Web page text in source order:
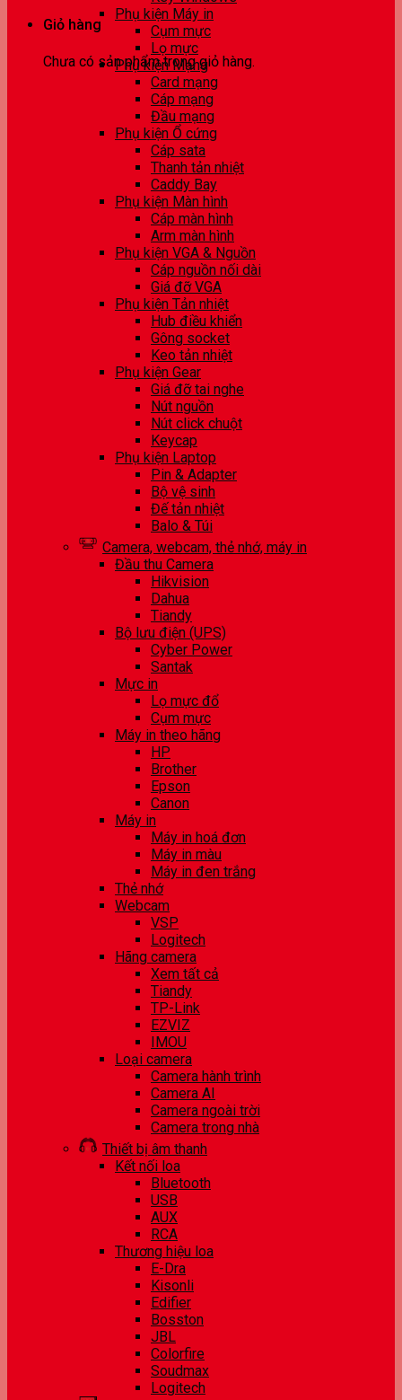
Giỏ hàng
Chưa có sản phẩm trong giỏ hàng.
Phụ kiện Máy in
Cụm mực
Lọ mực
Phụ kiện Mạng
Card mạng
Cáp mạng
Đầu mạng
Phụ kiện Ổ cứng
Cáp sata
Thanh tản nhiệt
Caddy Bay
Phụ kiện Màn hình
Cáp màn hình
Arm màn hình
Phụ kiện VGA & Nguồn
Cáp nguồn nối dài
Giá đỡ VGA
Phụ kiện Tản nhiệt
Hub điều khiển
Gông socket
Keo tản nhiệt
Phụ kiện Gear
Giá đỡ tai nghe
Nút nguồn
Nút click chuột
Keycap
Phụ kiện Laptop
Pin & Adapter
Bộ vệ sinh
Đế tản nhiệt
Balo & Túi
Camera, webcam, thẻ nhớ, máy in
Đầu thu Camera
Hikvision
Dahua
Tiandy
Bộ lưu điện (UPS)
Cyber Power
Santak
Mực in
Lọ mực đổ
Cụm mực
Máy in theo hãng
HP
Brother
Epson
Canon
Máy in
Máy in hoá đơn
Máy in màu
Máy in đen trắng
Thẻ nhớ
Webcam
VSP
Logitech
Hãng camera
Xem tất cả
Tiandy
TP-Link
EZVIZ
IMOU
Loại camera
Camera hành trình
Camera AI
Camera ngoài trời
Camera trong nhà
Thiết bị âm thanh
Kết nối loa
Bluetooth
USB
AUX
RCA
Thương hiệu loa
E-Dra
Kisonli
Edifier
Bosston
JBL
Colorfire
Soudmax
Logitech